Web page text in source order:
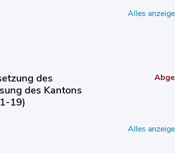
Alles
des
des Kantons
19)
Alles